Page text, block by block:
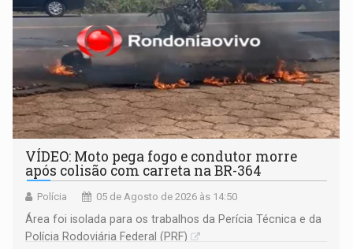
VÍDEO: Moto pega fogo e condutor morre
após colisão com carreta na BR-364
Polícia 05 de Agosto de 2026 às 14:50
Área foi isolada para os trabalhos da Perícia Técnica e da
Polícia Rodoviária Federal (PRF)